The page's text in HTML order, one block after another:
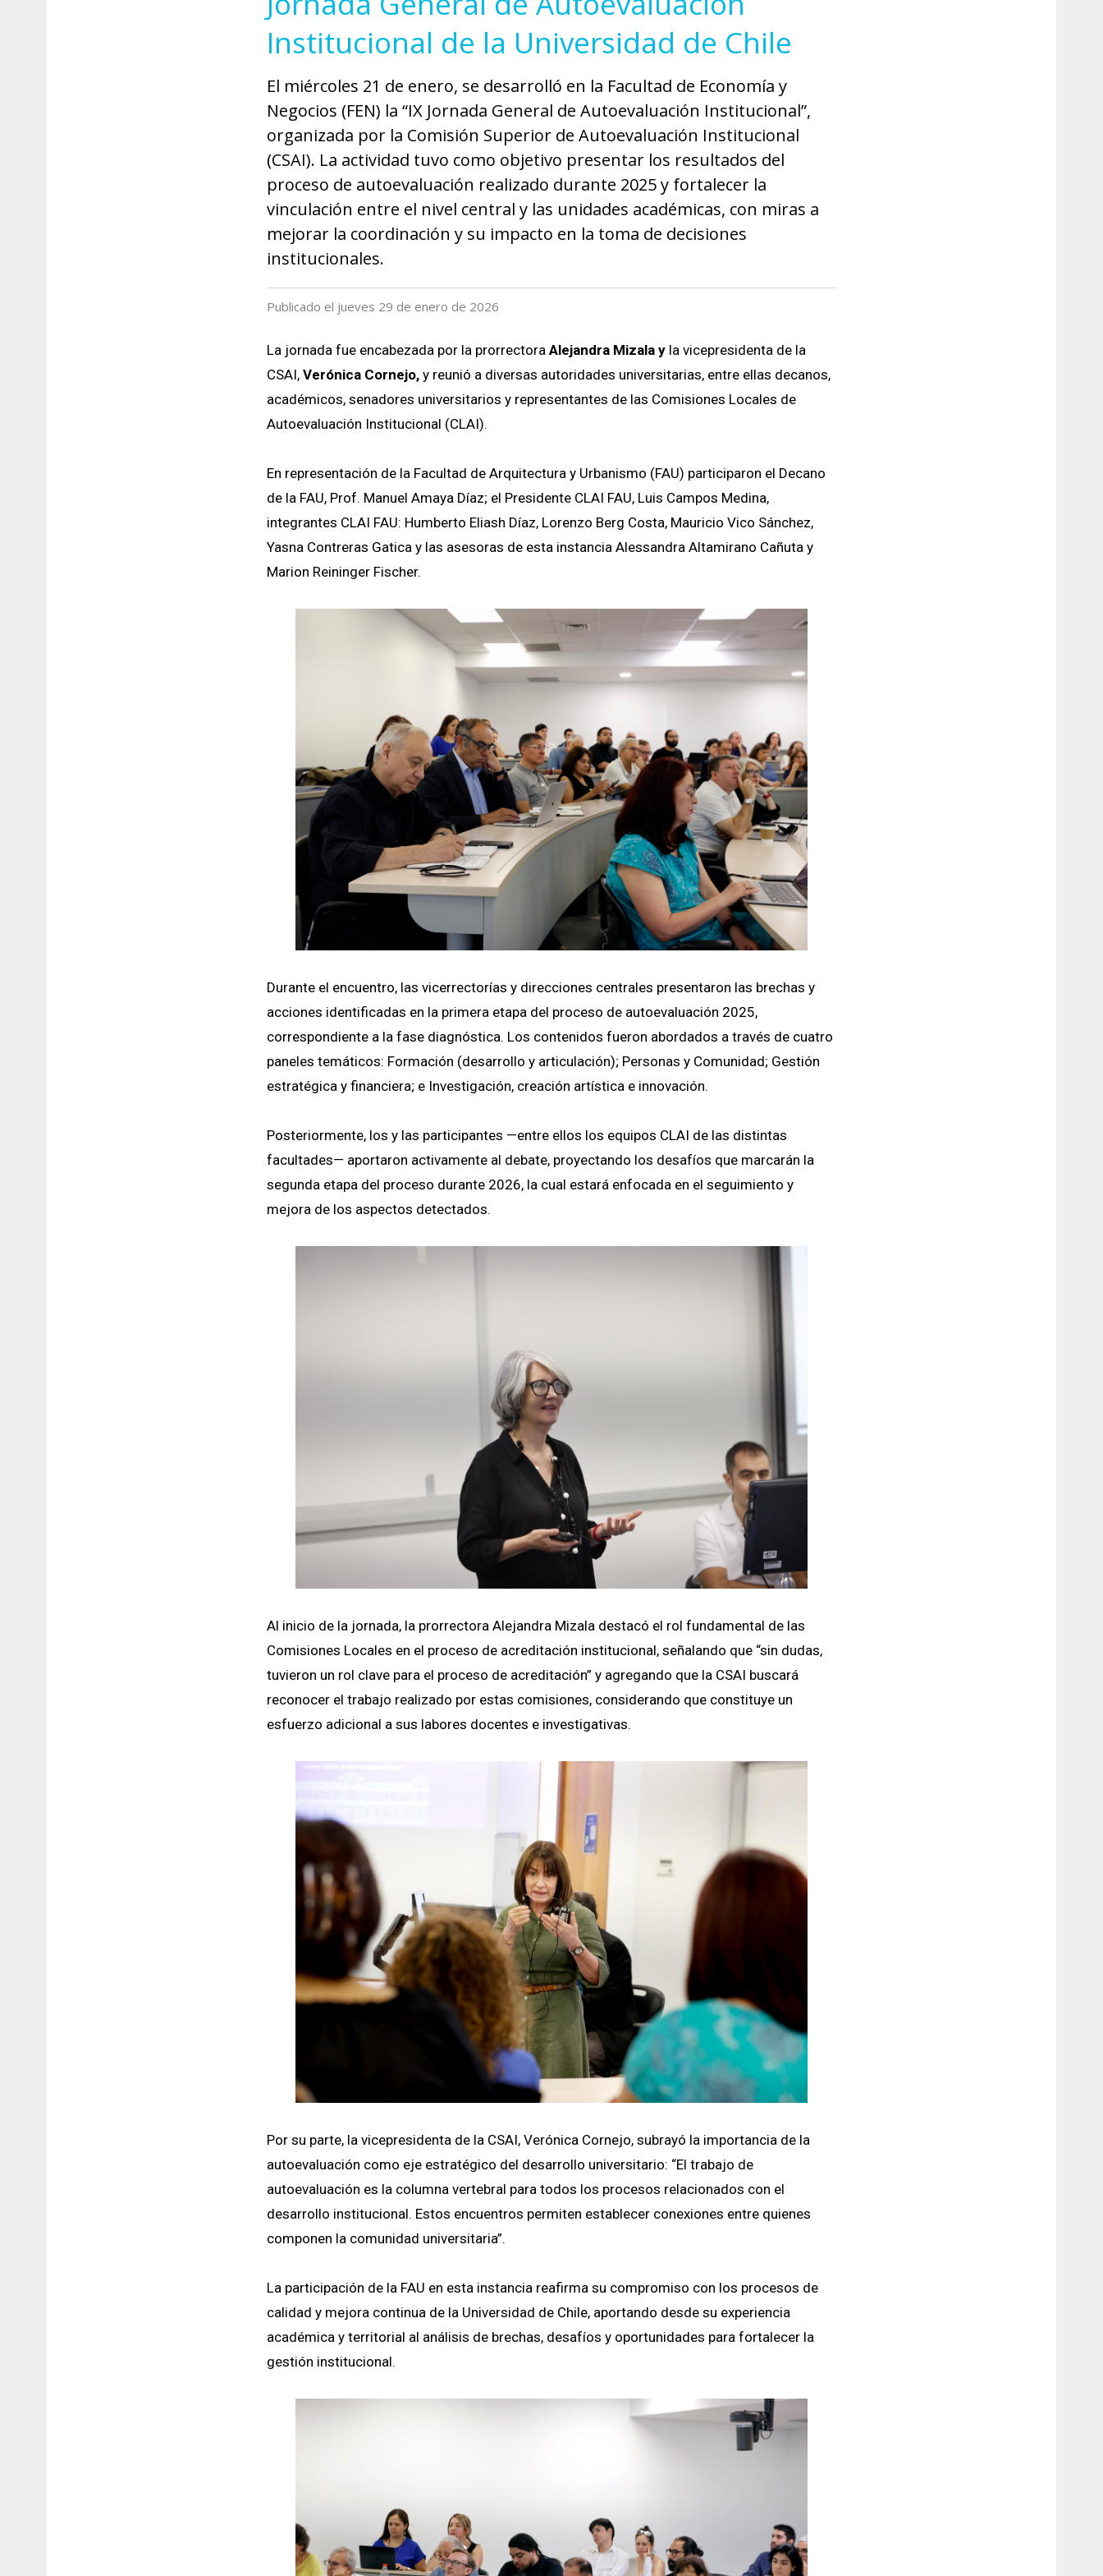
Institucional de la Universidad de Chile
El miércoles 21 de enero, se desarrolló en la Facultad de Economía y
Negocios (FEN) la “IX Jornada General de Autoevaluación Institucional”,
organizada por la Comisión Superior de Autoevaluación Institucional
(CSAI). La actividad tuvo como objetivo presentar los resultados del
proceso de autoevaluación realizado durante 2025 y fortalecer la
vinculación entre el nivel central y las unidades académicas, con miras a
mejorar la coordinación y su impacto en la toma de decisiones
institucionales.
Publicado el jueves 29 de enero de 2026
La jornada fue encabezada por la prorrectora Alejandra Mizala yla vicepresidenta de la
CSAI, Verónica Cornejo,y reunió a diversas autoridades universitarias, entre ellas decanos,
académicos, senadores universitarios y representantes de las Comisiones Locales de
Autoevaluación Institucional (CLAI).
En representación de la Facultad de Arquitectura y Urbanismo (FAU) participaron el Decano
de la FAU, Prof. Manuel Amaya Díaz; el Presidente CLAI FAU, Luis Campos Medina,
integrantes CLAI FAU: Humberto Eliash Díaz, Lorenzo Berg Costa, Mauricio Vico Sánchez,
Yasna Contreras Gatica y las asesoras de esta instancia Alessandra Altamirano Cañuta y
Marion Reininger Fischer.
Durante el encuentro, las vicerrectorías y direcciones centrales presentaron las brechas y
acciones identificadas en la primera etapa del proceso de autoevaluación 2025,
correspondiente a la fase diagnóstica. Los contenidos fueron abordados a través de cuatro
paneles temáticos: Formación (desarrollo y articulación); Personas y Comunidad; Gestión
estratégica y financiera; e Investigación, creación artística e innovación.
Posteriormente, los y las participantes —entre ellos los equipos CLAI de las distintas
facultades— aportaron activamente al debate, proyectando los desafíos que marcarán la
segunda etapa del proceso durante 2026, la cual estará enfocada en el seguimiento y
mejora de los aspectos detectados.
Al inicio de la jornada, la prorrectora Alejandra Mizala destacó el rol fundamental de las
Comisiones Locales en el proceso de acreditación institucional, señalando que “sin dudas,
tuvieron un rol clave para el proceso de acreditación” y agregando que la CSAI buscará
reconocer el trabajo realizado por estas comisiones, considerando que constituye un
esfuerzo adicional a sus labores docentes e investigativas.
Por su parte, la vicepresidenta de la CSAI, Verónica Cornejo, subrayó la importancia de la
autoevaluación como eje estratégico del desarrollo universitario: “El trabajo de
autoevaluación es la columna vertebral para todos los procesos relacionados con el
desarrollo institucional. Estos encuentros permiten establecer conexiones entre quienes
componen la comunidad universitaria”.
La participación de la FAU en esta instancia reafirma su compromiso con los procesos de
calidad y mejora continua de la Universidad de Chile, aportando desde su experiencia
académica y territorial al análisis de brechas, desafíos y oportunidades para fortalecer la
gestión institucional.